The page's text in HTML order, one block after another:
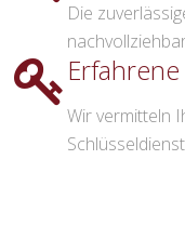
Die
Wir vermitteln